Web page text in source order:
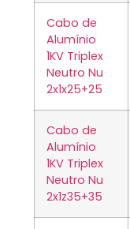
Cabo de
Alumínio
1KV Triplex
Neutro Nu
2x1x25+25
Cabo de
Alumínio
1KV Triplex
Neutro Nu
2x1z35+35